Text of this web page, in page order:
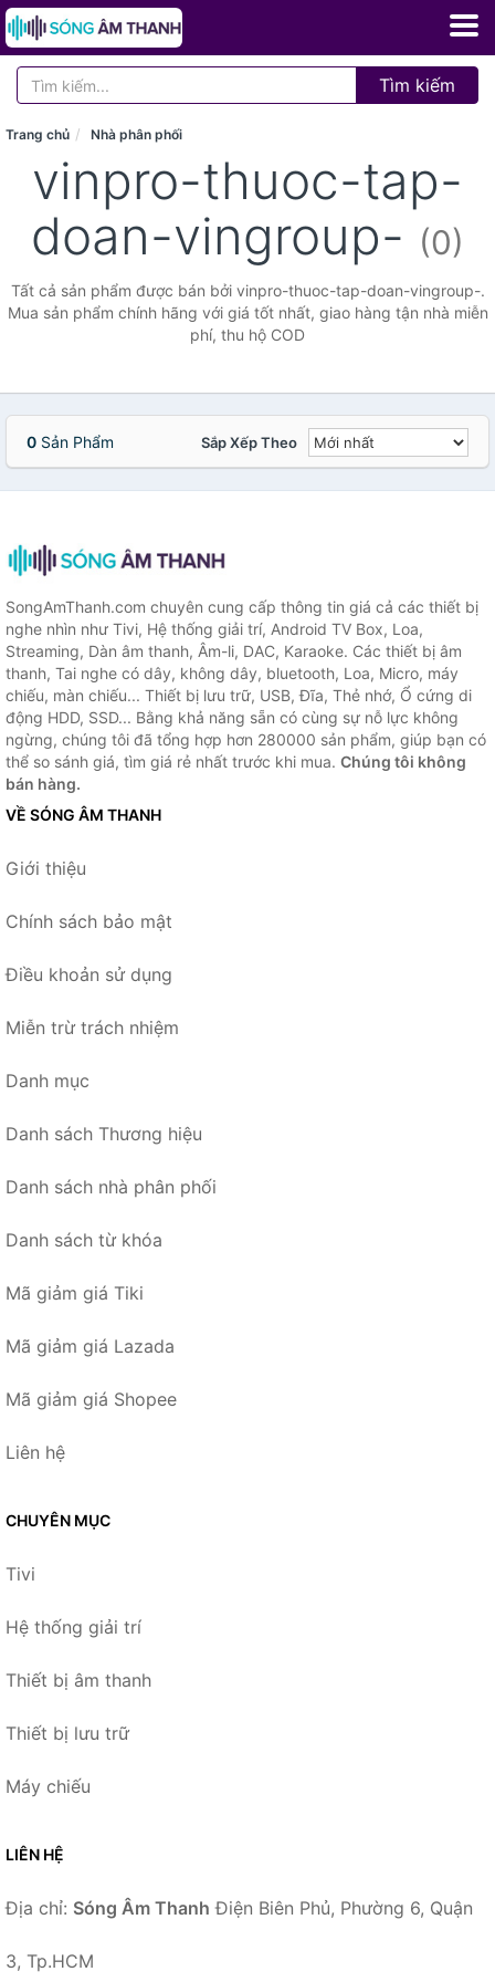
Tìm kiếm
Trang chủ Nhà phân phối
vinpro-thuoc-tap-
doan-vingroup- (0)
Tất cả sản phẩm được bán bởi vinpro-thuoc-tap-doan-vingroup-.
Mua sản phẩm chính hãng với giá tốt nhất, giao hàng tận nhà miễn
phí, thu hộ COD
0 Sản Phẩm Sắp Xếp Theo
SongAmThanh.com chuyên cung cấp thông tin giá cả các thiết bị
nghe nhìn như Tivi, Hệ thống giải trí, Android TV Box, Loa,
Streaming, Dàn âm thanh, Âm-li, DAC, Karaoke. Các thiết bị âm
thanh, Tai nghe có dây, không dây, bluetooth, Loa, Micro, máy
chiếu, màn chiếu... Thiết bị lưu trữ, USB, Đĩa, Thẻ nhớ, Ổ cứng di
động HDD, SSD... Bằng khả năng sẵn có cùng sự nỗ lực không
ngừng, chúng tôi đã tổng hợp hơn 280000 sản phẩm, giúp bạn có
thể so sánh giá, tìm giá rẻ nhất trước khi mua. Chúng tôi không
bán hàng.
VỀ SÓNG ÂM THANH
Giới thiệu
Chính sách bảo mật
Điều khoản sử dụng
Miễn trừ trách nhiệm
Danh mục
Danh sách Thương hiệu
Danh sách nhà phân phối
Danh sách từ khóa
Mã giảm giá Tiki
Mã giảm giá Lazada
Mã giảm giá Shopee
Liên hệ
CHUYÊN MỤC
Tivi
Hệ thống giải trí
Thiết bị âm thanh
Thiết bị lưu trữ
Máy chiếu
LIÊN HỆ
Địa chỉ: Sóng Âm Thanh Điện Biên Phủ, Phường 6, Quận
3, Tp.HCM